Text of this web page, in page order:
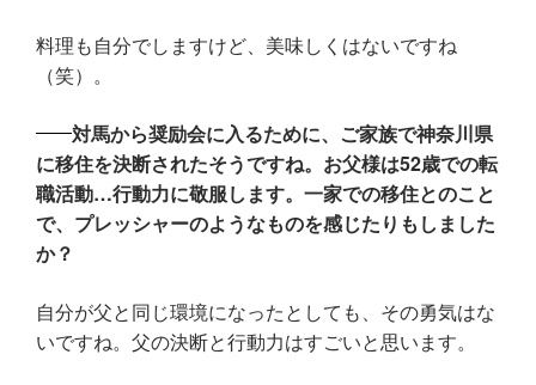
料理も自分でしますけど、美味しくはないですね
（笑）。
対馬から奨励会に入るために、ご家族で神奈川県
に移住を決断されたそうですね。お父様は52歳での転
職活動…行動力に敬服します。一家での移住とのこと
で、プレッシャーのようなものを感じたりもしました
か？
自分が父と同じ環境になったとしても、その勇気はな
いですね。父の決断と行動力はすごいと思います。